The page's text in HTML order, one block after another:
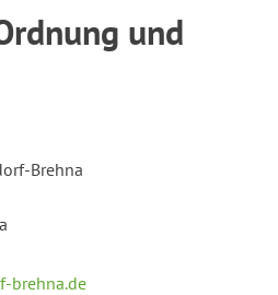
und
Brehna
brehna.de